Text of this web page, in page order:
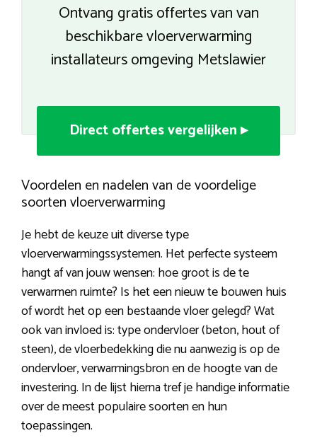
Ontvang gratis offertes van van
beschikbare vloerverwarming
installateurs omgeving Metslawier
Direct offertes vergelijken ▸
Voordelen en nadelen van de voordelige
soorten vloerverwarming
Je hebt de keuze uit diverse type
vloerverwarmingssystemen. Het perfecte systeem
hangt af van jouw wensen: hoe groot is de te
verwarmen ruimte? Is het een nieuw te bouwen huis
of wordt het op een bestaande vloer gelegd? Wat
ook van invloed is: type ondervloer (beton, hout of
steen), de vloerbedekking die nu aanwezig is op de
ondervloer, verwarmingsbron en de hoogte van de
investering. In de lijst hierna tref je handige informatie
over de meest populaire soorten en hun
toepassingen.